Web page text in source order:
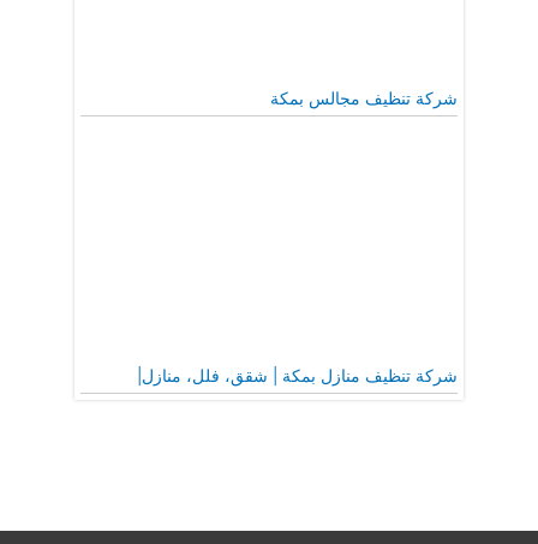
شركة تنظيف مجالس بمكة
شركة تنظيف منازل بمكة | شقق، فلل، منازل|